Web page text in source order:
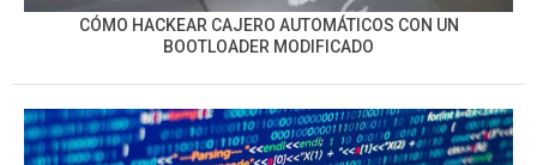
CÓMO HACKEAR CAJERO AUTOMÁTICOS CON UN
BOOTLOADER MODIFICADO